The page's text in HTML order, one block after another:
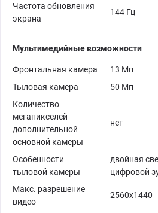
Частота обновления
экрана
144 Гц
Мультимедийные возможности
Фронтальная камера
13 Мп
Тыловая камера
50 Мп
Количество
мегапикселей
дополнительной
основной камеры
нет
Особенности
тыловой камеры
двойная
цифровой
Макс. разрешение
видео
2560х1440